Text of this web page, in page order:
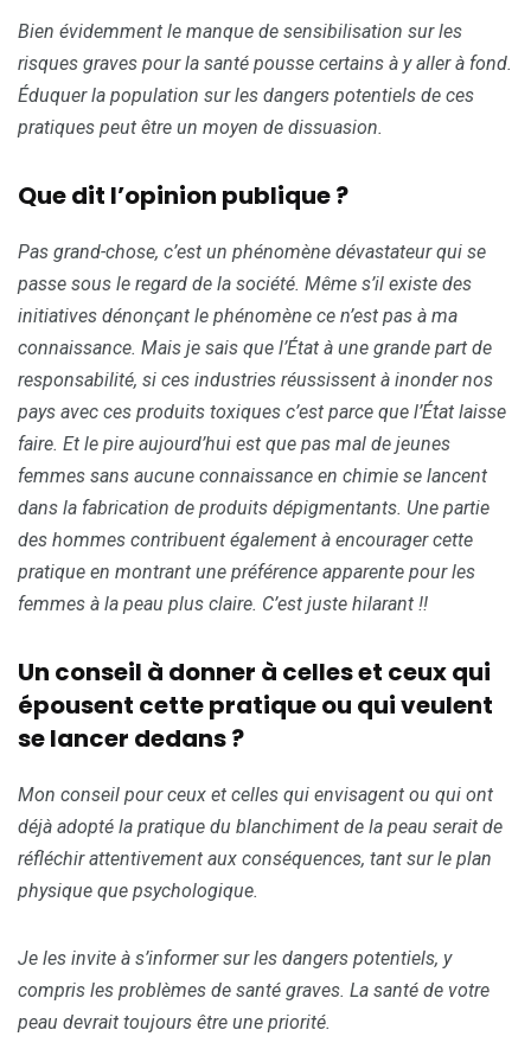
Bien évidemment le manque de sensibilisation sur les
risques graves pour la santé pousse certains à y aller à fond.
Éduquer la population sur les dangers potentiels de ces
pratiques peut être un moyen de dissuasion.
Que dit l’opinion publique ?
Pas grand-chose, c’est un phénomène dévastateur qui se
passe sous le regard de la société. Même s’il existe des
initiatives dénonçant le phénomène ce n’est pas à ma
connaissance. Mais je sais que l’État à une grande part de
responsabilité, si ces industries réussissent à inonder nos
pays avec ces produits toxiques c’est parce que l’État laisse
faire. Et le pire aujourd’hui est que pas mal de jeunes
femmes sans aucune connaissance en chimie se lancent
dans la fabrication de produits dépigmentants. Une partie
des hommes contribuent également à encourager cette
pratique en montrant une préférence apparente pour les
femmes à la peau plus claire. C’est juste hilarant !!
Un conseil à donner à celles et ceux qui
épousent cette pratique ou qui veulent
se lancer dedans ?
Mon conseil pour ceux et celles qui envisagent ou qui ont
déjà adopté la pratique du blanchiment de la peau serait de
réfléchir attentivement aux conséquences, tant sur le plan
physique que psychologique.
Je les invite à s’informer sur les dangers potentiels, y
compris les problèmes de santé graves. La santé de votre
peau devrait toujours être une priorité.